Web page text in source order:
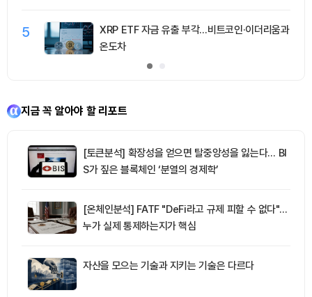
5
XRP ETF 자금 유출 부각…비트코인·이더리움과
온도차
지금 꼭 알아야 할 리포트
[토큰분석] 확장성을 얻으면 탈중앙성을 잃는다… BI
S가 짚은 블록체인 ‘분열의 경제학’
[온체인분석] FATF "DeFi라고 규제 피할 수 없다"…
누가 실제 통제하는지가 핵심
자산을 모으는 기술과 지키는 기술은 다르다